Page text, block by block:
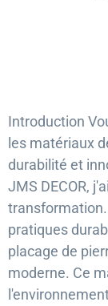
Introduction
les matériaux
durabilité et
JMS DECOR,
pratiques
placage de
moderne. Ce